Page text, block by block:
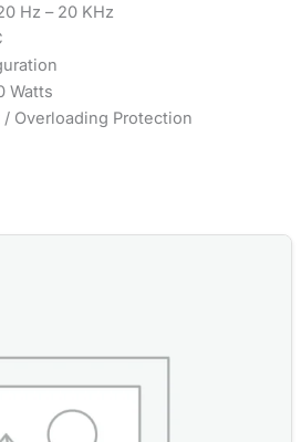
Hz – 20 KHz
Watts
Overloading Protection